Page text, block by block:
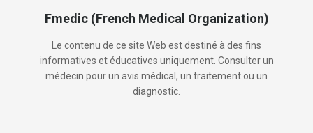
Fmedic (French Medical Organization)
Le contenu de ce site Web est destiné à des fins
informatives et éducatives uniquement. Consulter un
médecin pour un avis médical, un traitement ou un
diagnostic.